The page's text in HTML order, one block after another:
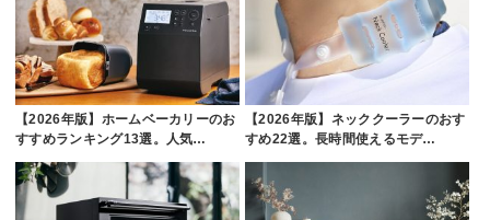
【2026年版】ホームベーカリーのお
すすめランキング13選。人気…
【2026年版】ネッククーラーのおす
すめ22選。長時間使えるモデ…